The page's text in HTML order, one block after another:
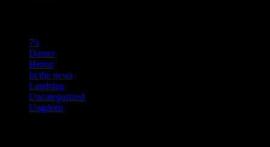
7's
Damer
Herrar
In the news
Landslag
Uncategorized
Ungdom